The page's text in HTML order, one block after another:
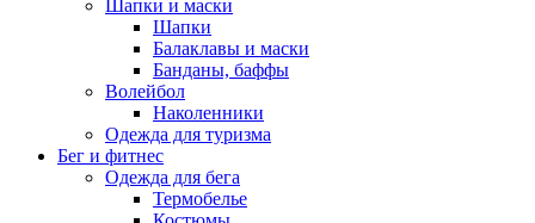
Шапки и маски
Шапки
Балаклавы и маски
Банданы, баффы
Волейбол
Наколенники
Одежда для туризма
Бег и фитнес
Одежда для бега
Термобелье